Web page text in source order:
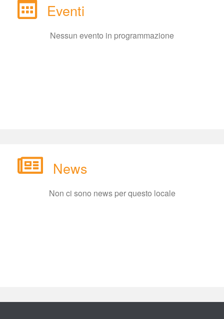
Eventi
Nessun evento in programmazione
New
Non ci sono news per questo locale